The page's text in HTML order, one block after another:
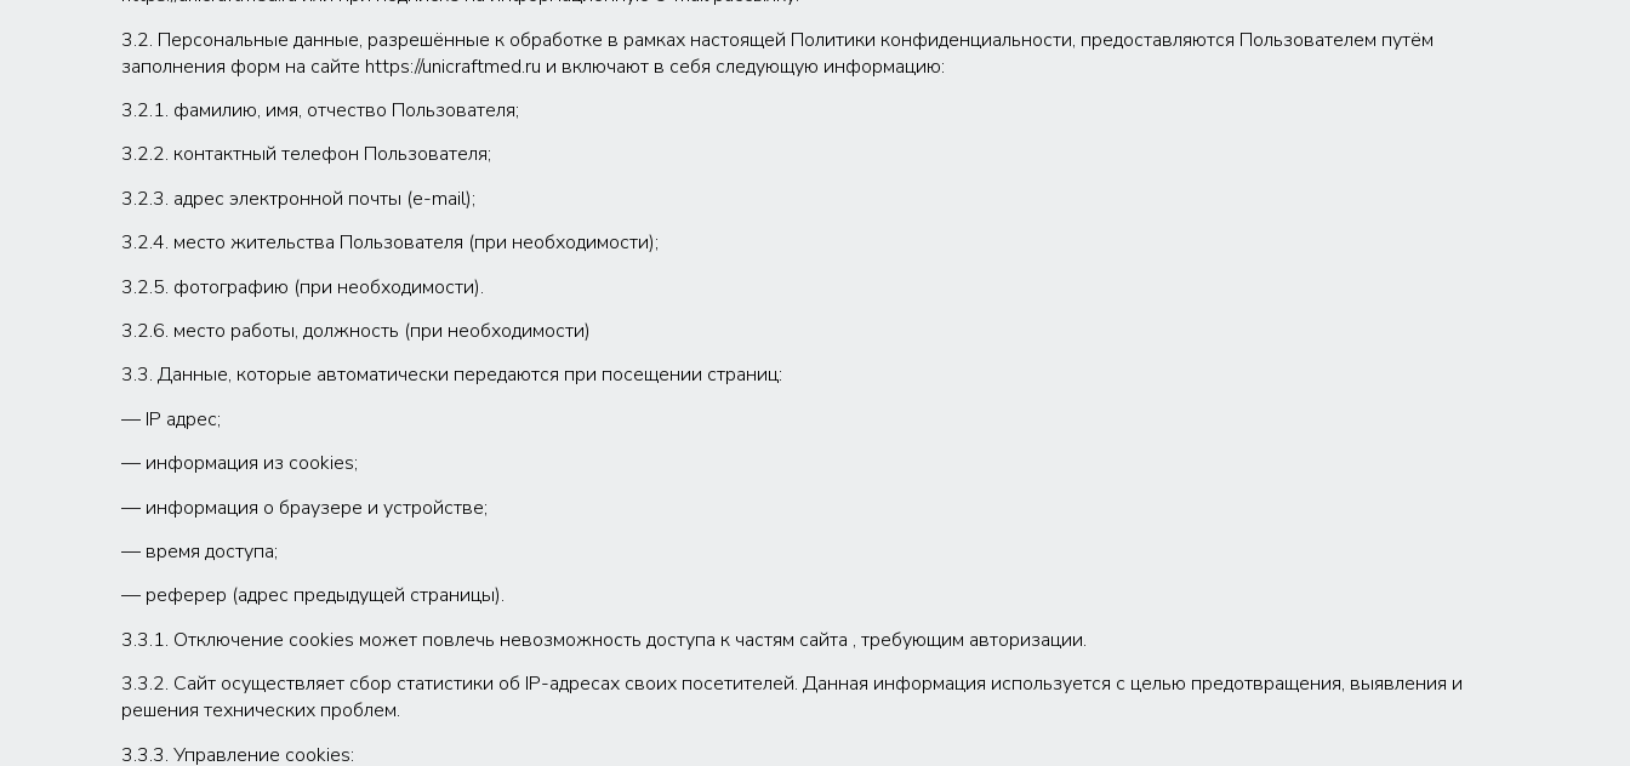
3.2. Персональные данные, разрешённые к обработке в рамках настоящей Политики конфиденциальности, предоставляются Пользователем путём
заполнения форм на сайте https://unicraftmed.ru и включают в себя следующую информацию:
3.2.1. фамилию, имя, отчество Пользователя;
3.2.2. контактный телефон Пользователя;
3.2.3. адрес электронной почты (e-mail);
3.2.4. место жительства Пользователя (при необходимости);
3.2.5. фотографию (при необходимости).
3.2.6. место работы, должность (при необходимости)
3.3. Данные, которые автоматически передаются при посещении страниц:
— IP адрес;
— информация из cookies;
— информация о браузере и устройстве;
— время доступа;
— реферер (адрес предыдущей страницы).
3.3.1. Отключение cookies может повлечь невозможность доступа к частям сайта , требующим авторизации.
3.3.2. Сайт осуществляет сбор статистики об IP-адресах своих посетителей. Данная информация используется с целью предотвращения, выявления и
решения технических проблем.
3.3.3. Управление cookies: